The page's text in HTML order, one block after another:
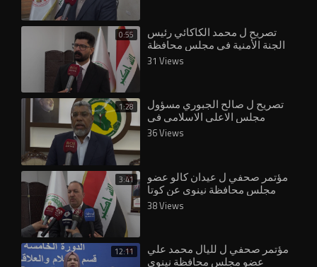
0:55 تصريح ل محمد الكاكائي رئيس
الجنة الأمنية في مجلس محافظة
نينوى عن الحوب العمال
الكردستاني
31 Views
1:28 تصريح ل صالح الجبوري مسؤول
مجلس الاعلى الاسلامي في
محافظة نينوى حول التحالفات في
الانتخابات القادم
36 Views
3:41 مؤتمر صحفي ل عيدان كالو عضو
مجلس محافظة نينوى عن كوتا
الايزيديين
38 Views
12:11 مؤتمر صحفي ل لليال محمد علي
عضو مجلس محافظة نينوى